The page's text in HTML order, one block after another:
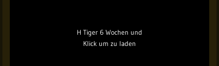
H Tiger 6 Wochen und
Klick um zu laden